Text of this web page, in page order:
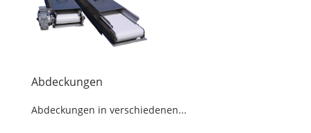
Abdeckungen
Abdeckungen in verschiedenen...